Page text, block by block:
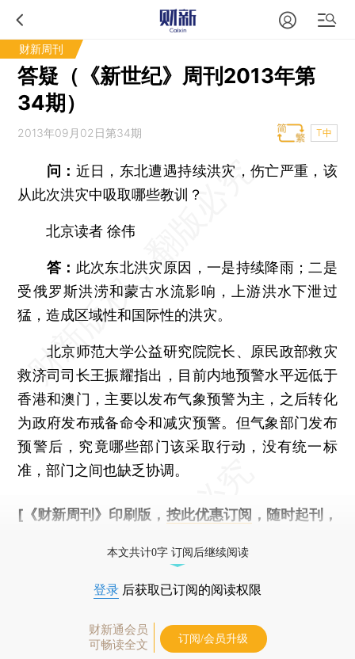
财新周刊
答疑（《新世纪》周刊2013年第
34期）
2013年09月02日第34期 T中
问： 近日，东北遭遇持续洪灾，伤亡严重，该
从此次洪灾中吸取哪些教训？
北京读者 徐伟
答： 此次东北洪灾原因，一是持续降雨；二是
受俄罗斯洪涝和蒙古水流影响，上游洪水下泄过
猛，造成区域性和国际性的洪灾。
北京师范大学公益研究院院长、原民政部救灾
救济司司长王振耀指出，目前内地预警水平远低于
香港和澳门，主要以发布气象预警为主，之后转化
为政府发布戒备命令和减灾预警。但气象部门发布
预警后，究竟哪些部门该采取行动，没有统一标
准，部门之间也缺乏协调。
[《财新周刊》印刷版， 按此优惠订阅 ，随时起刊，
本文共计0字 订阅后继续阅读
登录 后获取已订阅的阅读权限
财新通会员
可畅读全文
订阅/会员升级